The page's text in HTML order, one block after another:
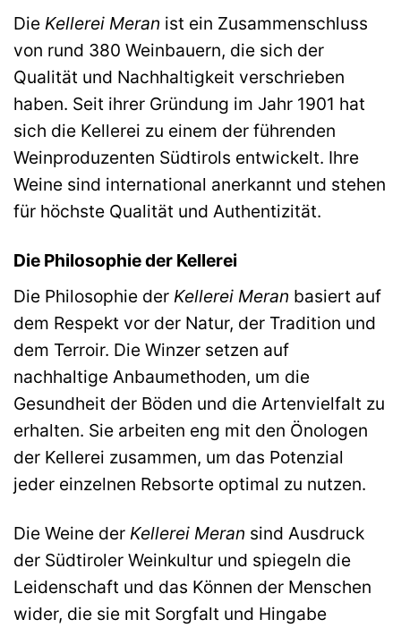
Die Kellerei Meran ist ein Zusammenschluss
von rund 380 Weinbauern, die sich der
Qualität und Nachhaltigkeit verschrieben
haben. Seit ihrer Gründung im Jahr 1901 hat
sich die Kellerei zu einem der führenden
Weinproduzenten Südtirols entwickelt. Ihre
Weine sind international anerkannt und stehen
für höchste Qualität und Authentizität.
Die Philosophie der Kellerei
Die Philosophie der Kellerei Meran basiert auf
dem Respekt vor der Natur, der Tradition und
dem Terroir. Die Winzer setzen auf
nachhaltige Anbaumethoden, um die
Gesundheit der Böden und die Artenvielfalt zu
erhalten. Sie arbeiten eng mit den Önologen
der Kellerei zusammen, um das Potenzial
jeder einzelnen Rebsorte optimal zu nutzen.
Die Weine der Kellerei Meran sind Ausdruck
der Südtiroler Weinkultur und spiegeln die
Leidenschaft und das Können der Menschen
wider, die sie mit Sorgfalt und Hingabe